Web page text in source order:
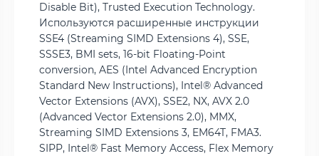
Disable Bit), Trusted Execution Technology.
Используются расширенные инструкции
SSE4 (Streaming SIMD Extensions 4), SSE,
SSSE3, BMI sets, 16-bit Floating-Point
conversion, AES (Intel Advanced Encryption
Standard New Instructions), Intel® Advanced
Vector Extensions (AVX), SSE2, NX, AVX 2.0
(Advanced Vector Extensions 2.0), MMX,
Streaming SIMD Extensions 3, EM64T, FMA3.
SIPP, Intel® Fast Memory Access, Flex Memory